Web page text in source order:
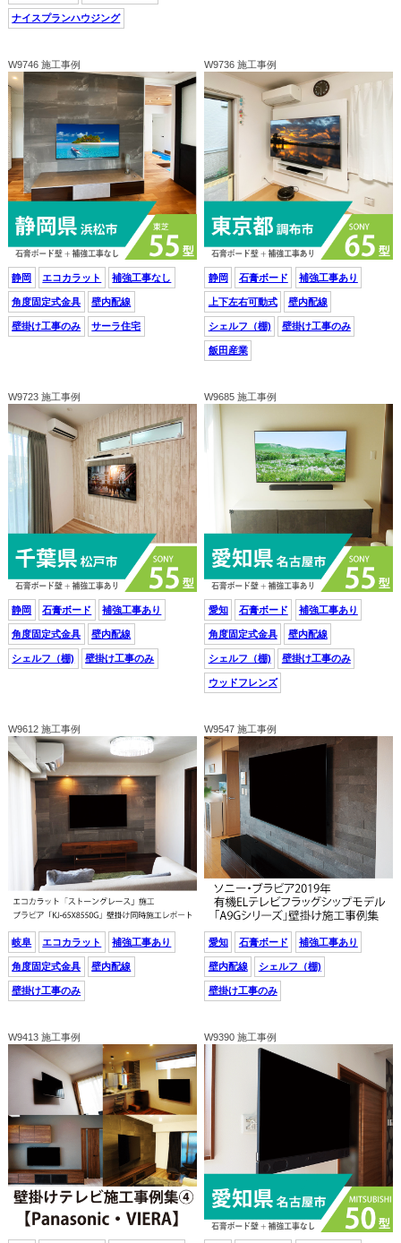
ナイスプランハウジング
W9746 施工事例
静岡 エコカラット 補強工事なし
角度固定式金具 壁内配線
壁掛け工事のみ サーラ住宅
W9736 施工事例
静岡 石膏ボード 補強工事あり
上下左右可動式 壁内配線
シェルフ（棚) 壁掛け工事のみ
飯田産業
W9723 施工事例
静岡 石膏ボード 補強工事あり
角度固定式金具 壁内配線
シェルフ（棚) 壁掛け工事のみ
W9685 施工事例
愛知 石膏ボード 補強工事あり
角度固定式金具 壁内配線
シェルフ（棚) 壁掛け工事のみ
ウッドフレンズ
W9612 施工事例
岐阜 エコカラット 補強工事あり
角度固定式金具 壁内配線
壁掛け工事のみ
W9547 施工事例
愛知 石膏ボード 補強工事あり
壁内配線 シェルフ（棚)
壁掛け工事のみ
W9413 施工事例 W9390 施工事例